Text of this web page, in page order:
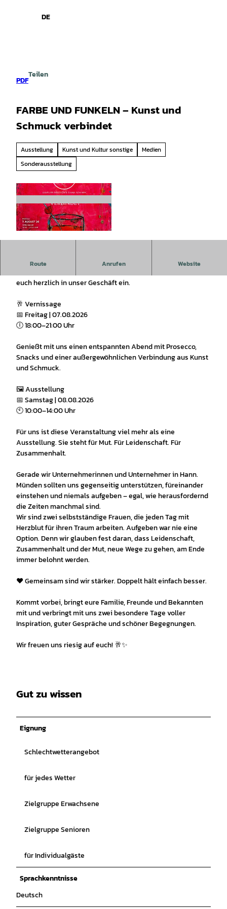
Gebärdensprache
DE
PDF
Teilen
FARBE UND FUNKELN – Kunst und
Schmuck verbindet
Ausstellung Kunst und Kultur sonstige
Medien
Sonderausstellung
Route Anrufen Website
🎨💎 FARBE UND FUNKELN – Kunst und Schmuck verbindet
euch herzlich in unser Geschäft ein.
🥂 Vernissage
📅 Freitag | 07.08.2026
🕕 18:00–21:00 Uhr
Genießt mit uns einen entspannten Abend mit Prosecco,
Snacks und einer außergewöhnlichen Verbindung aus Kunst
und Schmuck.
🖼️ Ausstellung
📅 Samstag | 08.08.2026
🕙 10:00–14:00 Uhr
Für uns ist diese Veranstaltung viel mehr als eine
Ausstellung. Sie steht für Mut. Für Leidenschaft. Für
Zusammenhalt.
Gerade wir Unternehmerinnen und Unternehmer in Hann.
Münden sollten uns gegenseitig unterstützen, füreinander
einstehen und niemals aufgeben – egal, wie herausfordernd
die Zeiten manchmal sind.
Wir sind zwei selbstständige Frauen, die jeden Tag mit
Herzblut für ihren Traum arbeiten. Aufgeben war nie eine
Option. Denn wir glauben fest daran, dass Leidenschaft,
Zusammenhalt und der Mut, neue Wege zu gehen, am Ende
immer belohnt werden.
❤️ Gemeinsam sind wir stärker. Doppelt hält einfach besser.
Kommt vorbei, bringt eure Familie, Freunde und Bekannten
mit und verbringt mit uns zwei besondere Tage voller
Inspiration, guter Gespräche und schöner Begegnungen.
Wir freuen uns riesig auf euch! 🥂✨
Gut zu wissen
Eignung
Schlechtwetterangebot
für jedes Wetter
Zielgruppe Erwachsene
Zielgruppe Senioren
für Individualgäste
Sprachkenntnisse
Deutsch